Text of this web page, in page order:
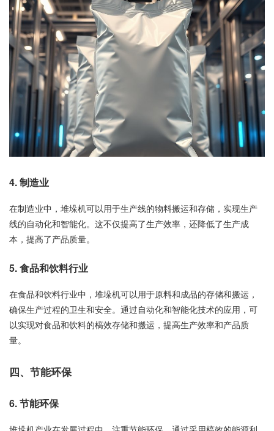
4. 制造业
在制造业中，堆垛机可以用于生产线的物料搬运和存储，实现生产
线的自动化和智能化。这不仅提高了生产效率，还降低了生产成
本，提高了产品质量。
5. 食品和饮料行业
在食品和饮料行业中，堆垛机可以用于原料和成品的存储和搬运，
确保生产过程的卫生和安全。通过自动化和智能化技术的应用，可
以实现对食品和饮料的槁效存储和搬运，提高生产效率和产品质
量。
四、节能环保
6. 节能环保